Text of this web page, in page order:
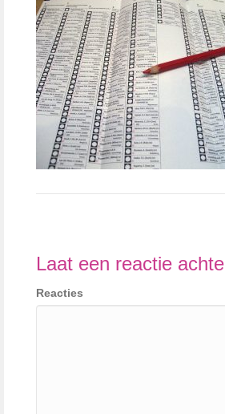
Laat een reactie
Reacties